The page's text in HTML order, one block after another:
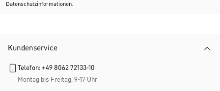
Datenschutzinformationen.
Kundenservice
Telefon: +49 8062 72133-10
Montag bis Freitag, 9-17 Uhr